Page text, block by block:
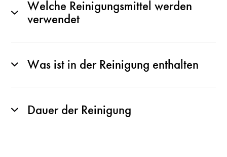
Welche Reinigungsmittel werden
verwendet
Was ist in der Reinigung enthalten
Dauer der Reinigung